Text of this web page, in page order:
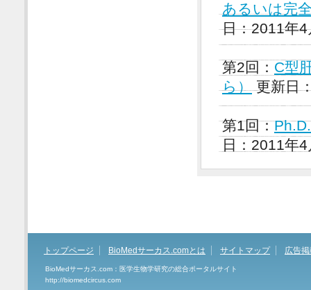
あるいは完
日：2011年
第2回： C型
ら）更新日
第1回：
日：2011年
トップページ BioMedサーカス.comとは サイトマップ 広告
BioMedサーカス.com：医学生物学研究の総合ポータルサイト
http://biomedcircus.com